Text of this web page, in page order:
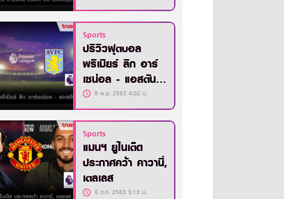
Sports
ปรีวิวฟุตบอล
พรีเมียร์ ลีก อาร์
เซน่อล - แอสตัน
วิลล่า8 พ.ย. 2563 4:02 น.
Sports
แมนฯ ยูไนเต็ด
ประกาศคว้า คาวานี่,
เตลเลส
6 ต.ค. 2563 3:13 น.